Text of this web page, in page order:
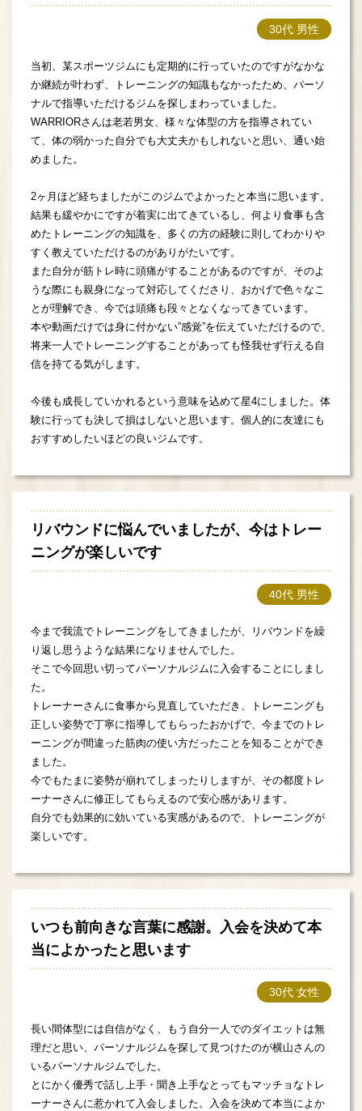
30代 男性
当初、某スポーツジムにも定期的に行っていたのですがなかな
か継続が叶わず、トレーニングの知識もなかったため、パーソ
ナルで指導いただけるジムを探しまわっていました。
WARRIORさんは老若男女、様々な体型の方を指導されてい
て、体の弱かった自分でも大丈夫かもしれないと思い、通い始
めました。
2ヶ月ほど経ちましたがこのジムでよかったと本当に思います。
結果も緩やかにですが着実に出てきているし、何より食事も含
めたトレーニングの知識を、多くの方の経験に則してわかりや
すく教えていただけるのがありがたいです。
また自分が筋トレ時に頭痛がすることがあるのですが、そのよ
うな際にも親身になって対応してくださり、おかげで色々なこ
とが理解でき、今では頭痛も段々となくなってきています。
本や動画だけでは身に付かない”感覚”を伝えていただけるので、
将来一人でトレーニングすることがあっても怪我せず行える自
信を持てる気がします。
今後も成長していかれるという意味を込めて星4にしました。体
験に行っても決して損はしないと思います。個人的に友達にも
おすすめしたいほどの良いジムです。
リバウンドに悩んでいましたが、今はトレー
ニングが楽しいです
40代 男性
今まで我流でトレーニングをしてきましたが、リバウンドを繰
り返し思うような結果になりませんでした。
そこで今回思い切ってパーソナルジムに入会することにしまし
た。
トレーナーさんに食事から見直していただき、トレーニングも
正しい姿勢で丁寧に指導してもらったおかげで、今までのトレ
ーニングが間違った筋肉の使い方だったことを知ることができ
ました。
今でもたまに姿勢が崩れてしまったりしますが、その都度トレ
ーナーさんに修正してもらえるので安心感があります。
自分でも効果的に効いている実感があるので、トレーニングが
楽しいです。
いつも前向きな言葉に感謝。入会を決めて本
当によかったと思います
30代 女性
長い間体型には自信がなく、もう自分一人でのダイエットは無
理だと思い、パーソナルジムを探して見つけたのが横山さんの
いるパーソナルジムでした。
とにかく優秀で話し上手・聞き上手なとってもマッチョなトレ
ーナーさんに惹かれて入会しました。入会を決めて本当によか